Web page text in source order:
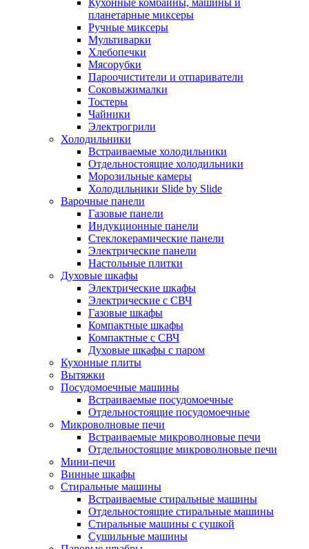
Кухонные комбайны, машины и
планетарные миксеры
Ручные миксеры
Мультиварки
Хлебопечки
Мясорубки
Пароочистители и отпариватели
Соковыжималки
Тостеры
Чайники
Электрогрили
Холодильники
Встраиваемые холодильники
Отдельностоящие холодильники
Морозильные камеры
Холодильники Slide by Slide
Варочные панели
Газовые панели
Индукционные панели
Стеклокерамические панели
Электрические панели
Настольные плитки
Духовые шкафы
Электрические шкафы
Электрические с СВЧ
Газовые шкафы
Компактные шкафы
Компактные с СВЧ
Духовые шкафы с паром
Кухонные плиты
Вытяжки
Посудомоечные машины
Встраиваемые посудомоечные
Отдельностоящие посудомоечные
Микроволновые печи
Встраиваемые микроволновые печи
Отдельностоящие микроволновые печи
Мини-печи
Винные шкафы
Стиральные машины
Встраиваемые стиральные машины
Отдельностоящие стиральные машины
Стиральные машины с сушкой
Сушильные машины